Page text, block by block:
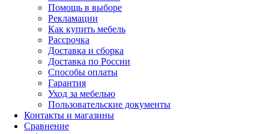
Помощь в выборе
Рекламации
Как купить мебель
Рассрочка
Доставка и сборка
Доставка по России
Способы оплаты
Гарантия
Уход за мебелью
Пользовательские документы
Контакты и магазины
Сравнение